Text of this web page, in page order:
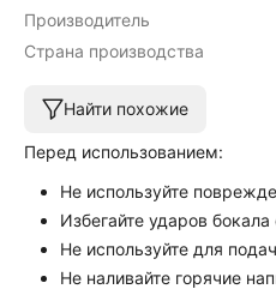
Производитель
Страна производства
Найти похожие
Перед использованием:
Не используйте
Избегайте ударов
Не используйте для
Не наливайте горячие